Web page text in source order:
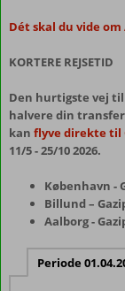
Dét skal du vide
KORTERE REJSETID
Den hurtigste vej til
halvere din
kan flyve direkte til
11/5 - 25/10 2026.
København -
Billund –
Aalborg -
Periode